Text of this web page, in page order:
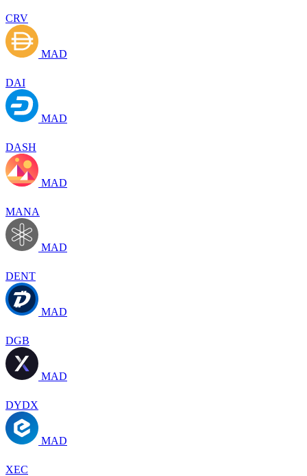
CRV
MAD
DAI
MAD
DASH
MAD
MANA
MAD
DENT
MAD
DGB
MAD
DYDX
MAD
XEC